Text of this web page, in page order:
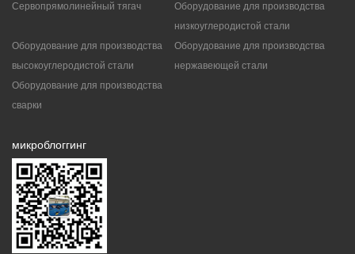
Сервопрямолинейный тягач
Оборудование для производства
низкоуглеродистой стали
Оборудование для производства
высокоуглеродистой стали
Оборудование для производства
нержавеющей стали
Оборудование для производства
сварки
микроблоггинг